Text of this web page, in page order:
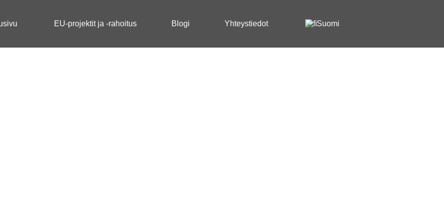
EU-projektit ja -rahoitus Blogi Yhteystiedot Suomi